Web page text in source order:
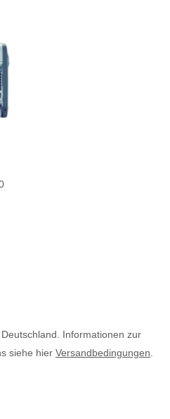
Informationen zur
siehe hier Versandbedingungen.